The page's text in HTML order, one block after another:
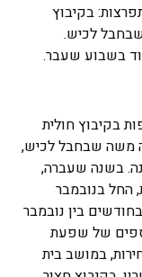
בקיבוץ
לכיש.
בשבוע שעבר.
בקיבוץ חולית
משה שבחבל לכיש,
בשנה שעברה,
החל בנובמבר
בחודשים בין נובמבר
נוספים של שפעת
במושב בית